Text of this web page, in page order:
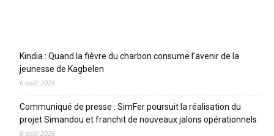
Kindia : Quand la fièvre du charbon consume l’avenir de la
jeunesse de Kagbelen
6 août 2026
Communiqué de presse : SimFer poursuit la réalisation du
projet Simandou et franchit de nouveaux jalons opérationnels
6 août 2026